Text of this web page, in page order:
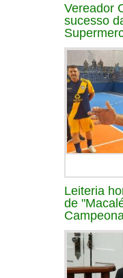
Vereador
sucesso
Leiteria
de